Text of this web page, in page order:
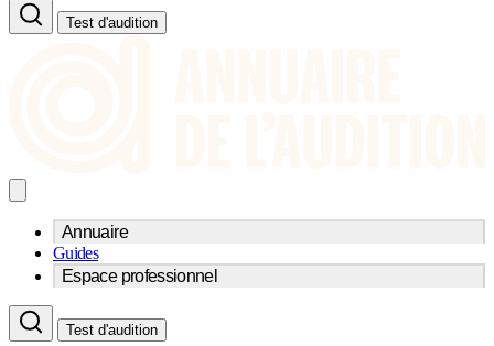
Test d'audition
Annuaire
Trouvez un professionnel de l'audition
Centre d'audioprothèse
Médecins ORL & Phoniatres
Guides
Espace professionnel
Acteurs et services
Fournisseurs
Test d'audition